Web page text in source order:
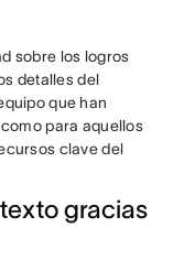
sobre los logros
detalles del
que han
para aquellos
clave del
gracias